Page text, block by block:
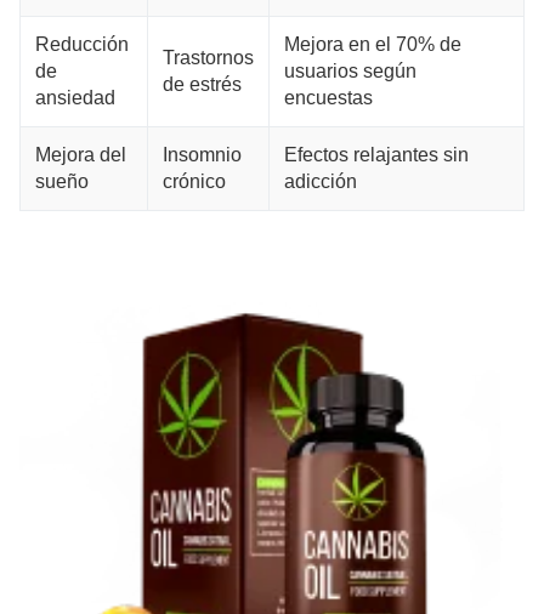
Reducción
de
ansiedad
Trastornos
de estrés
Mejora en el 70% de
usuarios según
encuestas
Mejora del
sueño
Insomnio
crónico
Efectos relajantes sin
adicción